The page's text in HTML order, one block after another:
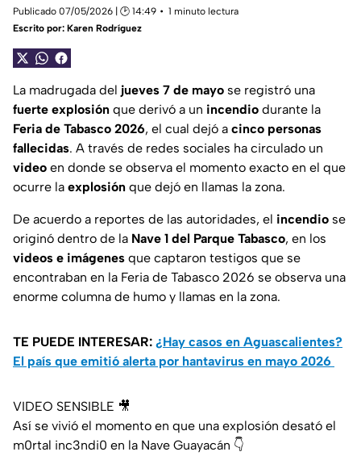
Publicado 07/05/2026 | 🕑 14:49
1 minuto lectura
Escrito por: Karen Rodríguez
La madrugada del jueves 7 de mayo se registró una
fuerte explosión que derivó a un incendio durante la
Feria de Tabasco 2026, el cual dejó a cinco personas
fallecidas. A través de redes sociales ha circulado un
video en donde se observa el momento exacto en el que
ocurre la explosión que dejó en llamas la zona.
De acuerdo a reportes de las autoridades, el incendio se
originó dentro de la Nave 1 del Parque Tabasco, en los
videos e imágenes que captaron testigos que se
encontraban en la Feria de Tabasco 2026 se observa una
enorme columna de humo y llamas en la zona.
TE PUEDE INTERESAR: ¿Hay casos en Aguascalientes?
El país que emitió alerta por hantavirus en mayo 2026
VIDEO SENSIBLE 🎥
Así se vivió el momento en que una explosión desató el
m0rtal inc3ndi0 en la Nave Guayacán 👇